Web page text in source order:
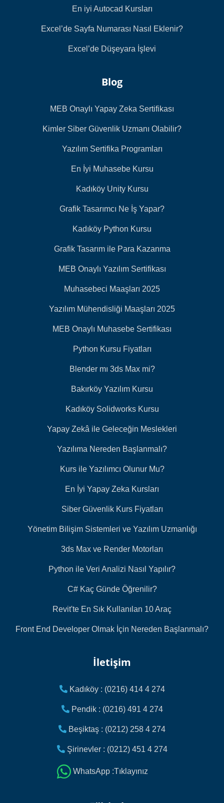
En iyi Autocad Kursları
Excel’de Sayfa Numarası Nasıl Eklenir?
Excel’de Düşeyara İşlevi
Blog
MEB Onaylı Yapay Zeka Sertifikası
Kimler Siber Güvenlik Uzmanı Olabilir?
Yazılım Sertifika Programları
En İyi Muhasebe Kursu
Kadıköy Unity Kursu
Grafik Tasarımcı Ne İş Yapar?
Kadıköy Python Kursu
Grafik Tasarım ile Para Kazanma
MEB Onaylı Yazılım Sertifikası
Muhasebeci Maaşları 2025
Yazılım Mühendisliği Maaşları 2025
MEB Onaylı Muhasebe Sertifikası
Python Kursu Fiyatları
Blender mı 3ds Max mi?
Bakırköy Yazılım Kursu
Kadıköy Solidworks Kursu
Yapay Zekâ ile Geleceğin Meslekleri
Yazılıma Nereden Başlanmalı?
Kurs ile Yazılımcı Olunur Mu?
En İyi Yapay Zeka Kursları
Siber Güvenlik Kurs Fiyatları
Yönetim Bilişim Sistemleri ve Yazılım Uzmanlığı
3ds Max ve Render Motorları
Python ile Veri Analizi Nasıl Yapılır?
C# Kaç Günde Öğrenilir?
Revit'te En Sık Kullanılan 10 Araç
Front End Developer Olmak İçin Nereden Başlanmalı?
İletişim
Kadıköy : (0216) 414 4 274
Pendik : (0216) 491 4 274
Beşiktaş : (0212) 258 4 274
Şirinevler : (0212) 451 4 274
WhatsApp :Tıklayınız